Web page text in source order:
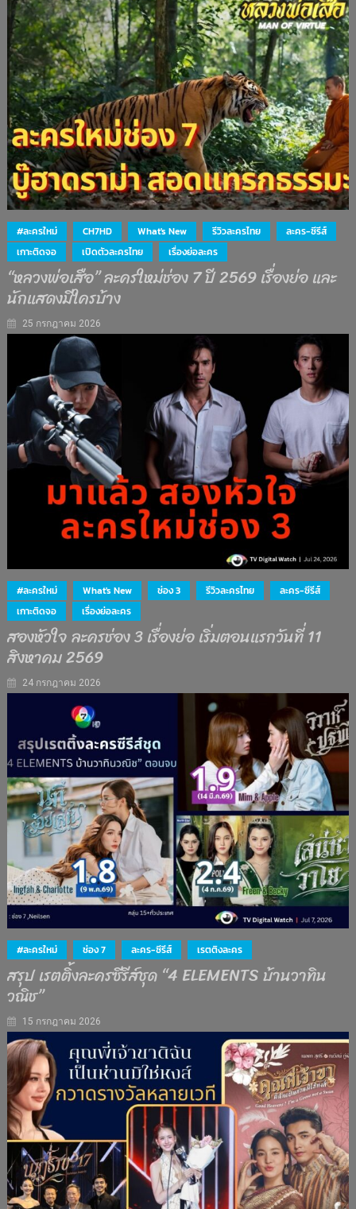
#ละครใหม่ CH7HD What's New รีวิวละครไทย
ละคร-ซีรีส์
เกาะติดจอ
เปิดตัวละครไทย เรื่องย่อละคร
“หลวงพ่อเสือ” ละครใหม่ช่อง 7 ปี 2569 เรื่องย่อ และ
นักแสดงมีใครบ้าง
25 กรกฎาคม 2026
#ละครใหม่ What's New ช่อง 3 รีวิวละครไทย
ละคร-ซีรีส์
เกาะติดจอ
เรื่องย่อละคร
สองหัวใจ ละครช่อง 3 เรื่องย่อ เริ่มตอนแรกวันที่ 11
สิงหาคม 2569
24 กรกฎาคม 2026
#ละครใหม่ ช่อง 7 ละคร-ซีรีส์ เรตติงละคร
สรุป เรตติ้งละครซีรีส์ชุด “4 ELEMENTS บ้านวาทิน
วณิช”
15 กรกฎาคม 2026